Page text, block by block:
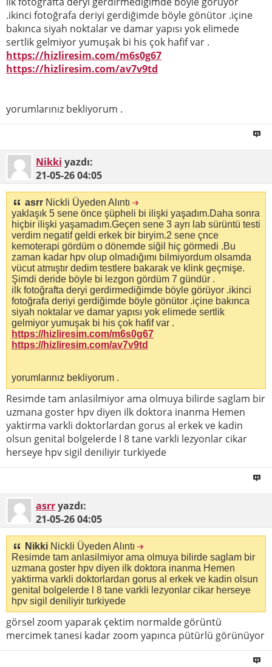
.ikinci fotoğrafa deriyi gerdiğimde böyle gönütor .içine
bakınca siyah noktalar ve damar yapısı yok elimede
sertlik gelmiyor yumuşak bi his çok hafif var .
https://hizliresim.com/m6s0g67
https://hizliresim.com/av7v9td
yorumlarınız bekliyorum .
Nikki yazdı:
21-05-2604:05
asrr Nickli Üyeden Alıntı
yaklaşık 5 sene önce şüpheli bi ilişki yaşadım.Daha sonra
hiçbir ilişki yaşamadım.Geçen sene 3 ayrı lab sürüntü testi
verdim negatif geldi erkek bir biryim.2 sene çnce
kemoterapi gördüm o dönemde siğil hiç görmedi .Bu
zaman kadar hpv olup olmadığımı bilmiyordum olsamda
vücut atmıştır dedim testlere bakarak ve klink geçmişe.
Şimdi deride böyle bi lezgon gördüm 7 gündür .
ilk fotoğrafta deryi gerdirmediğimde böyle görüyor .ikinci
fotoğrafa deriyi gerdiğimde böyle gönütor .içine bakınca
siyah noktalar ve damar yapısı yok elimede sertlik
gelmiyor yumuşak bi his çok hafif var .
https://hizliresim.com/m6s0g67
https://hizliresim.com/av7v9td
yorumlarınız bekliyorum .
Resimde tam anlasilmiyor ama olmuya bilirde saglam bir
uzmana goster hpv diyen ilk doktora inanma Hemen
yaktirma varkli doktorlardan gorus al erkek ve kadin
olsun genital bolgelerde l 8 tane varkli lezyonlar cikar
herseye hpv sigil deniliyir turkiyede
asrryazdı:
21-05-2604:05
Nikki Nickli Üyeden Alıntı
Resimde tam anlasilmiyor ama olmuya bilirde saglam bir
uzmana goster hpv diyen ilk doktora inanma Hemen
yaktirma varkli doktorlardan gorus al erkek ve kadin olsun
genital bolgelerde l 8 tane varkli lezyonlar cikar herseye
hpv sigil deniliyir turkiyede
görsel zoom yaparak çektim normalde görüntü
mercimek tanesi kadar zoom yapınca pütürlü görünüyor